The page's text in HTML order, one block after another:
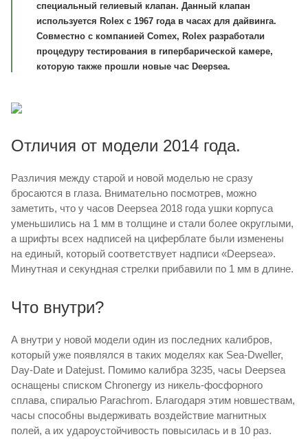
специальный гелиевый клапан. Данный клапан
используется Rolex с 1967 года в часах для дайвинга.
Совместно с компанией Comex, Rolex разработали
процедуру тестирования в гипербарической камере,
которую также прошли новые час Deepsea.
Отличия от модели 2014 года.
Различия между старой и новой моделью не сразу
бросаются в глаза. Внимательно посмотрев, можно
заметить, что у часов Deepsea 2018 года ушки корпуса
уменьшились на 1 мм в толщине и стали более округлыми,
а шрифты всех надписей на циферблате были изменены
на единый, который соответствует надписи «Deepsea».
Минутная и секундная стрелки прибавили по 1 мм в длине.
Что внутри?
А внутри у новой модели один из последних калибров,
который уже появлялся в таких моделях как Sea-Dweller,
Day-Date и Datejust. Помимо калибра 3235, часы Deepsea
оснащены списком Chronergy из никель-фосфорного
сплава, спиралью Parachrom. Благодаря этим новшествам,
часы способны выдерживать воздействие магнитных
полей, а их удароустойчивость повысилась и в 10 раз.